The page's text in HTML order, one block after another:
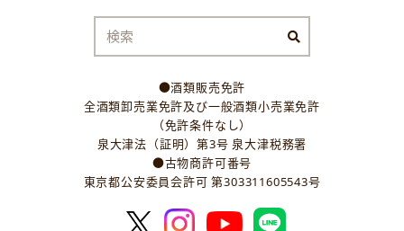
●酒類販売免許
全酒類卸売業免許及び一般酒類小売業免許
（免許条件なし）
泉大津法（証明）第3号 泉大津税務署
●古物商許可番号
東京都公安委員会許可 第303311605543号